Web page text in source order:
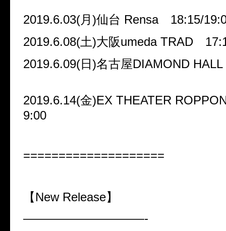
2019.6.03(月 )仙台 Rensa
18:15/
2019.6.08(土)大阪umeda TRAD
2019.6.09(日 )名古屋DIAMOND HALL
2019.6.14(金)EX THEATER
9:00
====================
【 New Release】
——————————-